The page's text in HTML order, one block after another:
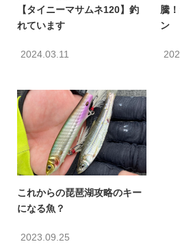
【タイニーマサムネ120】釣
れています
2024.03.11
騰
ン
これからの琵琶湖攻略のキー
になる魚？
2023.09.25